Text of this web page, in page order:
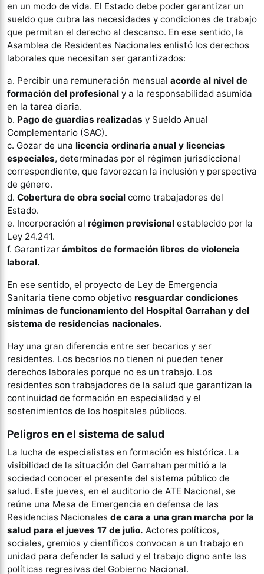
en un modo de vida. El Estado debe poder garantizar un
sueldo que cubra las necesidades y condiciones de trabajo
que permitan el derecho al descanso. En ese sentido, la
Asamblea de Residentes Nacionales enlistó los derechos
laborales que necesitan ser garantizados:
a. Percibir una remuneración mensual acorde al nivel de
formación del profesional y a la responsabilidad asumida
en la tarea diaria.
b. Pago de guardias realizadas y Sueldo Anual
Complementario (SAC).
c. Gozar de una licencia ordinaria anual y licencias
especiales, determinadas por el régimen jurisdiccional
correspondiente, que favorezcan la inclusión y perspectiva
de género.
d. Cobertura de obra social como trabajadores del
Estado.
e. Incorporación al régimen previsional establecido por la
Ley 24.241.
f. Garantizar ámbitos de formación libres de violencia
laboral.
En ese sentido, el proyecto de Ley de Emergencia
Sanitaria tiene como objetivo resguardar condiciones
mínimas de funcionamiento del Hospital Garrahan y del
sistema de residencias nacionales.
Hay una gran diferencia entre ser becarios y ser
residentes. Los becarios no tienen ni pueden tener
derechos laborales porque no es un trabajo. Los
residentes son trabajadores de la salud que garantizan la
continuidad de formación en especialidad y el
sostenimientos de los hospitales públicos.
Peligros en el sistema de salud
La lucha de especialistas en formación es histórica. La
visibilidad de la situación del Garrahan permitió a la
sociedad conocer el presente del sistema público de
salud. Este jueves, en el auditorio de ATE Nacional, se
reúne una Mesa de Emergencia en defensa de las
Residencias Nacionales de cara a una gran marcha por la
salud para el jueves 17 de julio. Actores políticos,
sociales, gremios y científicos convocan a un trabajo en
unidad para defender la salud y el trabajo digno ante las
políticas regresivas del Gobierno Nacional.